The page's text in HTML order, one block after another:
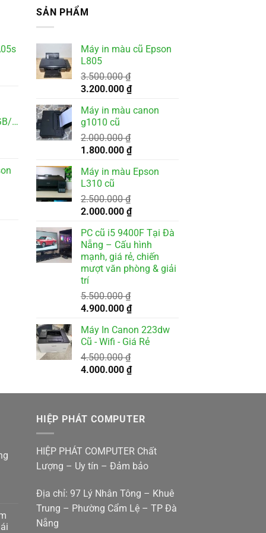
Win11
SẢN PHẨM
Máy in màu cũ Epson
L805
3.500.000₫
Giá
là:
3.500.000 ₫.
3.200.000 ₫Giá
tại
Máy in màu canon
g1010 cũ
2.000.000₫
Giá
là:
2.000.000 ₫.
1.800.000 ₫Giá
tại
Máy in màu Epson
L310 cũ
2.500.000₫
Giá
là:
2.500.000 ₫.
2.000.000 ₫Giá
tại
là:
2.000.000 ₫.
PC cũ i5 9400F Tại Đà
Nẵng – Cấu hình
mạnh, giá rẻ, chiến
mượt văn phòng & giải
trí
5.500.000₫
Giá
là:
5.500.000 ₫.
4.900.000 ₫Giá
tại
là:
Máy In Canon 223dw
Cũ - Wifi - Giá Rẻ
4.500.000₫
Giá
là:
4.000.000 ₫Giá
tại
4.000.000 ₫.
HIỆP PHÁT COMPUTER
HIỆP PHÁT COMPUTER Chất
Lượng – Uy tín – Đảm bảo
Địa chỉ: 97 Lý Nhân Tông – Khuê
Trung – Phường Cẩm Lệ – TP Đà
Nẵng